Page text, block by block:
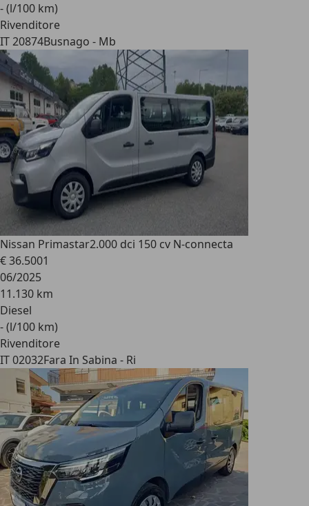
- (l/100 km)
Rivenditore
IT 20874Busnago - Mb
Nissan Primastar2.000 dci 150 cv N-connecta
€ 36.5001
06/2025
11.130 km
Diesel
- (l/100 km)
Rivenditore
IT 02032Fara In Sabina - Ri